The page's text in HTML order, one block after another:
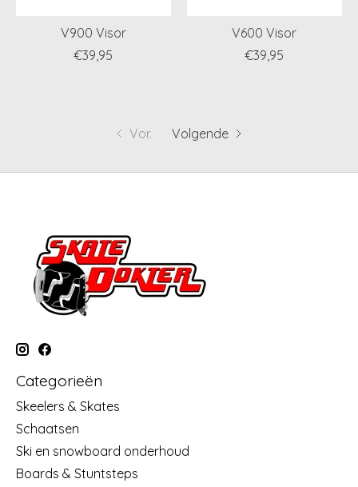
V900 Visor
€39,95
V600 Visor
€39,95
Vor. Volgende
Categorieën
Skeelers & Skates
Schaatsen
Ski en snowboard onderhoud
Boards & Stuntsteps